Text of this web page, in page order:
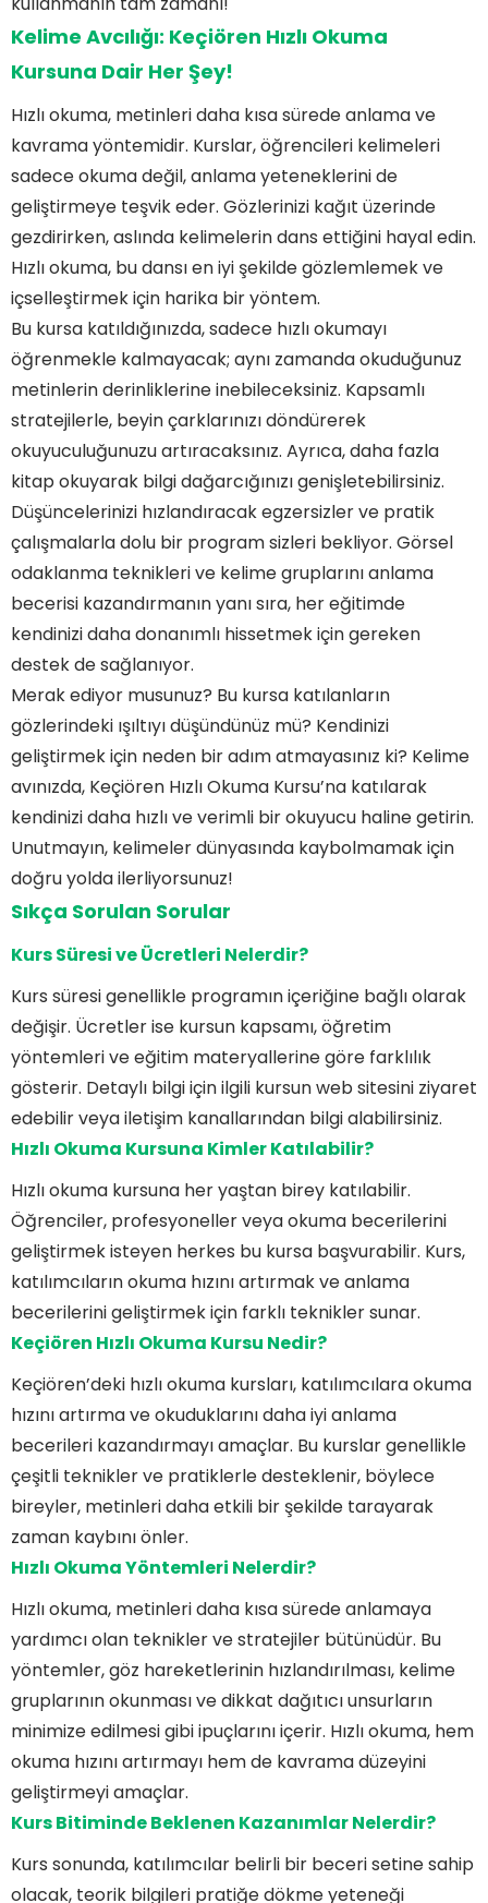
Kelime Avcılığı: Keçiören Hızlı Okuma
Kursuna Dair Her Şey!
Hızlı okuma, metinleri daha kısa sürede anlama ve
kavrama yöntemidir. Kurslar, öğrencileri kelimeleri
sadece okuma değil, anlama yeteneklerini de
geliştirmeye teşvik eder. Gözlerinizi kağıt üzerinde
gezdirirken, aslında kelimelerin dans ettiğini hayal edin.
Hızlı okuma, bu dansı en iyi şekilde gözlemlemek ve
içselleştirmek için harika bir yöntem.
Bu kursa katıldığınızda, sadece hızlı okumayı
öğrenmekle kalmayacak; aynı zamanda okuduğunuz
metinlerin derinliklerine inebileceksiniz. Kapsamlı
stratejilerle, beyin çarklarınızı döndürerek
okuyuculuğunuzu artıracaksınız. Ayrıca, daha fazla
kitap okuyarak bilgi dağarcığınızı genişletebilirsiniz.
Düşüncelerinizi hızlandıracak egzersizler ve pratik
çalışmalarla dolu bir program sizleri bekliyor. Görsel
odaklanma teknikleri ve kelime gruplarını anlama
becerisi kazandırmanın yanı sıra, her eğitimde
kendinizi daha donanımlı hissetmek için gereken
destek de sağlanıyor.
Merak ediyor musunuz? Bu kursa katılanların
gözlerindeki ışıltıyı düşündünüz mü? Kendinizi
geliştirmek için neden bir adım atmayasınız ki? Kelime
avınızda, Keçiören Hızlı Okuma Kursu’na katılarak
kendinizi daha hızlı ve verimli bir okuyucu haline getirin.
Unutmayın, kelimeler dünyasında kaybolmamak için
doğru yolda ilerliyorsunuz!
Sıkça Sorulan Sorular
Kurs Süresi ve Ücretleri Nelerdir?
Kurs süresi genellikle programın içeriğine bağlı olarak
değişir. Ücretler ise kursun kapsamı, öğretim
yöntemleri ve eğitim materyallerine göre farklılık
gösterir. Detaylı bilgi için ilgili kursun web sitesini ziyaret
edebilir veya iletişim kanallarından bilgi alabilirsiniz.
Hızlı Okuma Kursuna Kimler Katılabilir?
Hızlı okuma kursuna her yaştan birey katılabilir.
Öğrenciler, profesyoneller veya okuma becerilerini
geliştirmek isteyen herkes bu kursa başvurabilir. Kurs,
katılımcıların okuma hızını artırmak ve anlama
becerilerini geliştirmek için farklı teknikler sunar.
Keçiören Hızlı Okuma Kursu Nedir?
Keçiören’deki hızlı okuma kursları, katılımcılara okuma
hızını artırma ve okuduklarını daha iyi anlama
becerileri kazandırmayı amaçlar. Bu kurslar genellikle
çeşitli teknikler ve pratiklerle desteklenir, böylece
bireyler, metinleri daha etkili bir şekilde tarayarak
zaman kaybını önler.
Hızlı Okuma Yöntemleri Nelerdir?
Hızlı okuma, metinleri daha kısa sürede anlamaya
yardımcı olan teknikler ve stratejiler bütünüdür. Bu
yöntemler, göz hareketlerinin hızlandırılması, kelime
gruplarının okunması ve dikkat dağıtıcı unsurların
minimize edilmesi gibi ipuçlarını içerir. Hızlı okuma, hem
okuma hızını artırmayı hem de kavrama düzeyini
geliştirmeyi amaçlar.
Kurs Bitiminde Beklenen Kazanımlar Nelerdir?
Kurs sonunda, katılımcılar belirli bir beceri setine sahip
olacak, teorik bilgileri pratiğe dökme yeteneği